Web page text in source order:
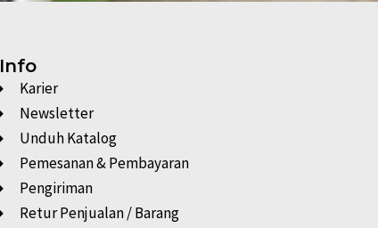
Info
Karier
Newsletter
Unduh Katalog
Pemesanan & Pembayaran
Pengiriman
Retur Penjualan / Barang